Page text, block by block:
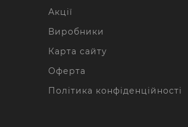
Акції
Виробники
Карта сайту
Оферта
Політика конфіденційності